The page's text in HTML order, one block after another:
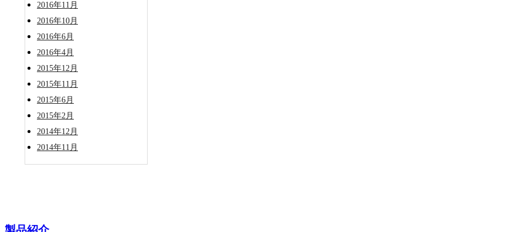
2016年11月
2016年10月
2016年6月
2016年4月
2015年12月
2015年11月
2015年6月
2015年2月
2014年12月
2014年11月